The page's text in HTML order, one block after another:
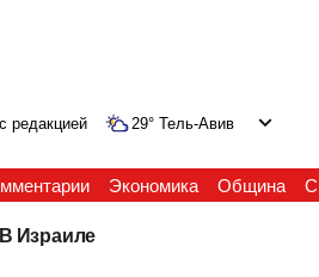
редакцией 29° Тель-Авив
Экономика Община
В Израиле